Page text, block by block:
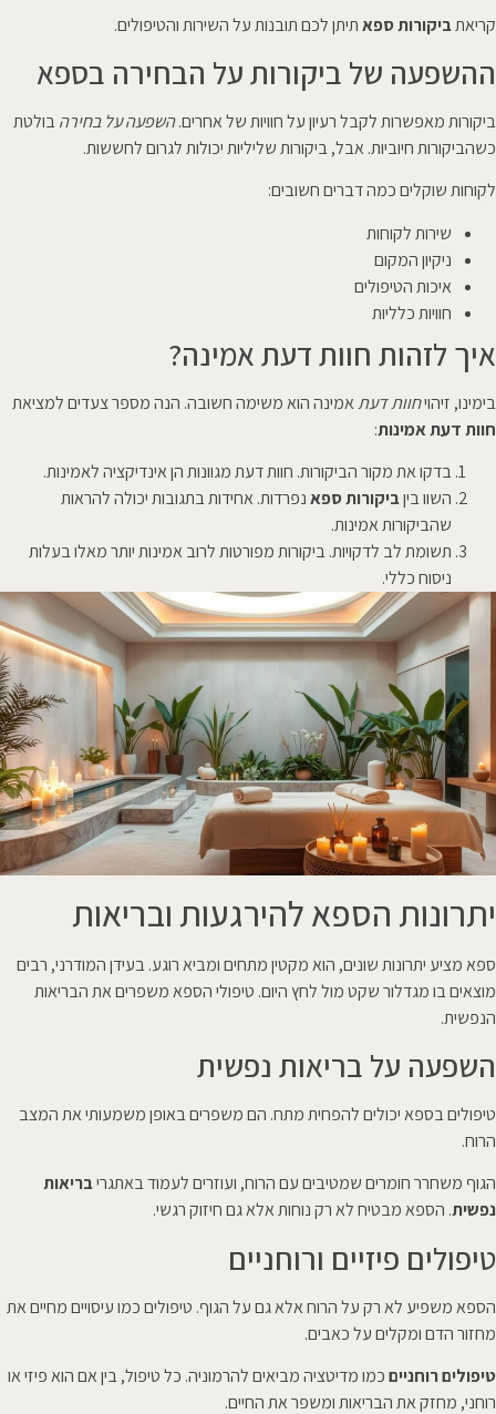
קריאתביקורות ספאתיתן לכם תובנות על השירות והטיפולים.
ההשפעה של ביקורות על הבחירה בספא
ביקורות מאפשרות לקבל רעיון על חוויות של אחרים.השפעה על בחירהבולטת
כשהביקורות חיוביות. אבל, ביקורות שליליות יכולות לגרום לחששות.
לקוחות שוקלים כמה דברים חשובים:
שירות לקוחות
ניקיון המקום
איכות הטיפולים
חוויות כלליות
איך לזהות חוות דעת אמינה?
בימינו, זיהויחוות דעתאמינה הוא משימה חשובה. הנה מספר צעדים למציאת
חוות דעת אמינות:
בדקו את מקור הביקורות. חוות דעת מגוונות הן אינדיקציה לאמינות.
השוו ביןביקורות ספאנפרדות. אחידות בתגובות יכולה להראות
שהביקורות אמינות.
תשומת לב לדקויות. ביקורות מפורטות לרוב אמינות יותר מאלו בעלות
ניסוח כללי.
יתרונות הספא להירגעות ובריאות
ספא מציע יתרונות שונים, הוא מקטין מתחים ומביא רוגע. בעידן המודרני, רבים
מוצאים בו מגדלור שקט מול לחץ היום. טיפולי הספא משפרים את הבריאות
הנפשית.
השפעה על בריאות נפשית
טיפולים בספא יכולים להפחית מתח. הם משפרים באופן משמעותי את המצב
הרוח.
הגוף משחרר חומרים שמטיבים עם הרוח, ועוזרים לעמוד באתגריבריאות
נפשית. הספא מבטיח לא רק נוחות אלא גם חיזוק רגשי.
טיפולים פיזיים ורוחניים
הספא משפיע לא רק על הרוח אלא גם על הגוף. טיפולים כמו עיסויים מחיים את
מחזור הדם ומקלים על כאבים.
טיפולים רוחנייםכמו מדיטציה מביאים להרמוניה. כל טיפול, בין אם הוא פיזי או
רוחני, מחזק את הבריאות ומשפר את החיים.